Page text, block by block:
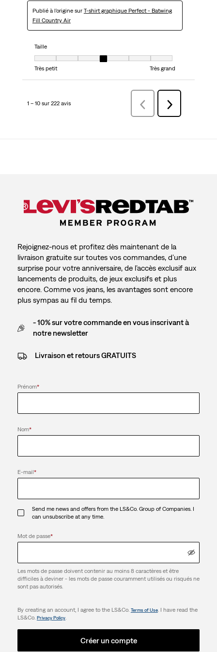
Publié à l'origine sur T-shirt graphique Perfect - Batwing
Fill Country Air
Taille
Très petit
Très grand
1 – 10 sur 222 avis PrécédentavisSuivant
Rejoignez-nous et profitez dès maintenant de la
livraison gratuite sur toutes vos commandes, d’une
surprise pour votre anniversaire, de l’accès exclusif aux
lancements de produits, de jeux exclusifs et plus
encore. Comme vos jeans, les avantages sont encore
plus sympas au fil du temps.
- 10% sur votre commande en vous inscrivant à
notre newsletter
Livraison et retours GRATUITS
Prénom*
Nom*
E-mail*
Send me news and offers from the LS&Co. Group of Companies. I
can unsubscribe at any time.
Mot de passe*
Les mots de passe doivent contenir au moins 8 caractères et être
difficiles à deviner - les mots de passe couramment utilisés ou risqués ne
sont pas autorisés.
By creating an account, I agree to the LS&Co. Terms of Use. I have read the
LS&Co. Privacy Policy.
Créer un compte